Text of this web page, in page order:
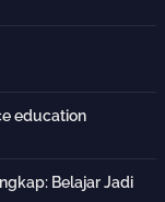
education
Belajar Jadi